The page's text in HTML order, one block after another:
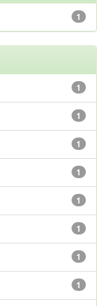
1
1
1
1
1
1
1
1
1